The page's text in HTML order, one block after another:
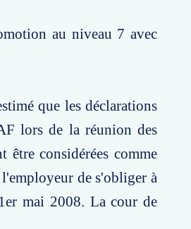
au niveau 7 avec
que les déclarations
lors de la réunion des
considérées comme
de s'obliger à
mai 2008. La cour de